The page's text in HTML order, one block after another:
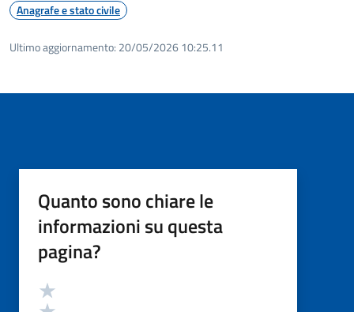
Anagrafe e stato civile
Ultimo aggiornamento: 20/05/2026 10:25.11
Quanto sono chiare le
informazioni su questa
pagina?
Valutazione